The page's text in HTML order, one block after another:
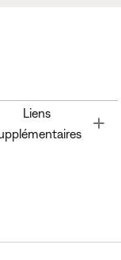
Liens